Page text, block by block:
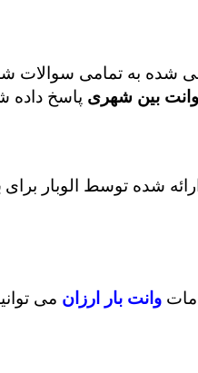
شده به تمامی سوالات
وانت بین شهری پاسخ داده
شده توسط الوبار برای
وانت بار ارزان می